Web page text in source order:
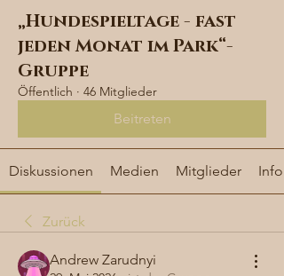
„Hundespieltage - fast
jeden Monat im Park“-
Gruppe
Öffentlich · 46 Mitglieder
Beitreten
Diskussionen Medien Mitglieder Info
Zurück
Andrew Zarudnyi